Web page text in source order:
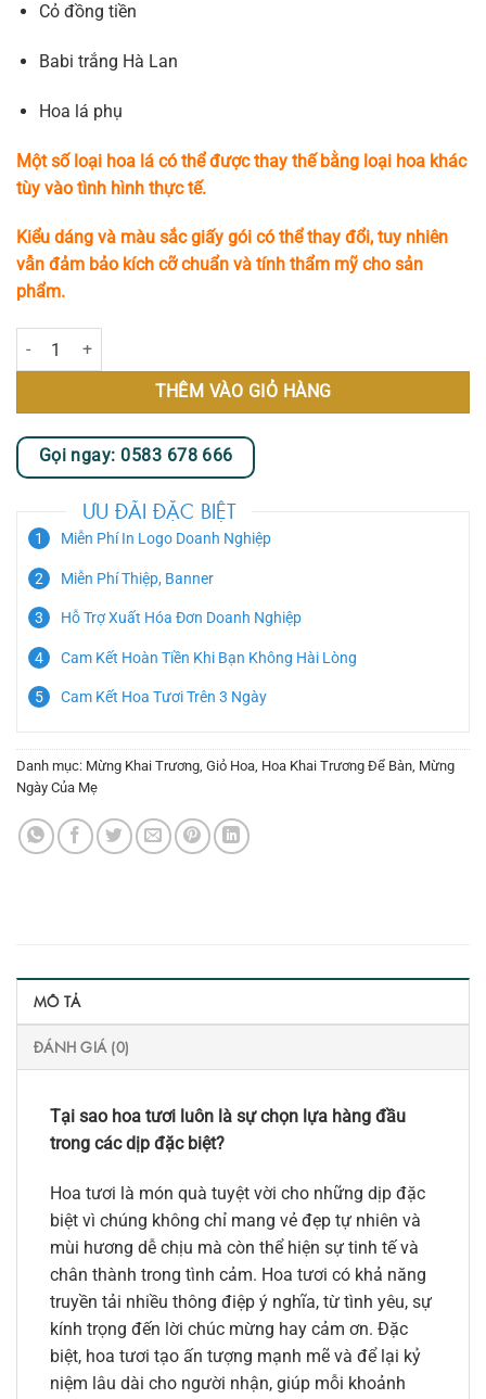
Cỏ đồng tiền
Babi trắng Hà Lan
Hoa lá phụ
Một số loại hoa lá có thể được thay thế bằng loại hoa khác
tùy vào tình hình thực tế.
Kiểu dáng và màu sắc giấy gói có thể thay đổi, tuy nhiên
vẫn đảm bảo kích cỡ chuẩn và tính thẩm mỹ cho sản
phẩm.
Rose Whisper số lượng
THÊM VÀO GIỎ HÀNG
Gọi ngay: 0583 678 666
ƯU ĐÃI ĐẶC BIỆT
Miễn Phí In Logo Doanh Nghiệp
Miễn Phí Thiệp, Banner
Hỗ Trợ Xuất Hóa Đơn Doanh Nghiệp
Cam Kết Hoàn Tiền Khi Bạn Không Hài Lòng
Cam Kết Hoa Tươi Trên 3 Ngày
Danh mục: Mừng Khai Trương, Giỏ Hoa, Hoa Khai Trương Để Bàn, Mừng
Ngày Của Mẹ
MÔ TẢ
ĐÁNH GIÁ (0)
Tại sao hoa tươi luôn là sự chọn lựa hàng đầu
trong các dịp đặc biệt?
Hoa tươi là món quà tuyệt vời cho những dịp đặc
biệt vì chúng không chỉ mang vẻ đẹp tự nhiên và
mùi hương dễ chịu mà còn thể hiện sự tinh tế và
chân thành trong tình cảm. Hoa tươi có khả năng
truyền tải nhiều thông điệp ý nghĩa, từ tình yêu, sự
kính trọng đến lời chúc mừng hay cảm ơn. Đặc
biệt, hoa tươi tạo ấn tượng mạnh mẽ và để lại kỷ
niệm lâu dài cho người nhận, giúp mỗi khoảnh